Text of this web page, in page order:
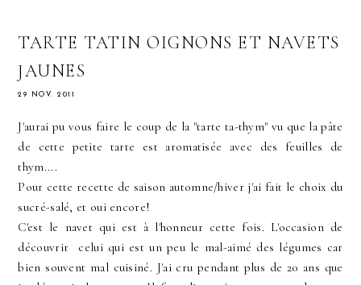
TARTE TATIN OIGNONS ET NAVETS
JAUNES
29 NOV. 2011
J'aurai pu vous faire le coup de la "tarte ta-thym" vu que la pâte
de cette petite tarte est aromatisée avec des feuilles de
thym....
Pour cette recette de saison automne/hiver j'ai fait le choix du
sucré-salé, et oui encore!
C'est le navet qui est à l'honneur cette fois. L'occasion de
découvrir celui qui est un peu le mal-aimé des légumes car
bien souvent mal cuisiné. J'ai cru pendant plus de 20 ans que